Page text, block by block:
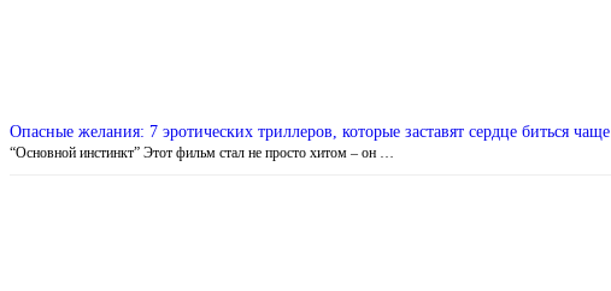
Опасные желания: 7 эротических триллеров, которые заставят сердце биться чаще
“Основной инстинкт” Этот фильм стал не просто хитом – он …